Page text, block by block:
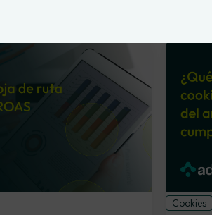
Cookies